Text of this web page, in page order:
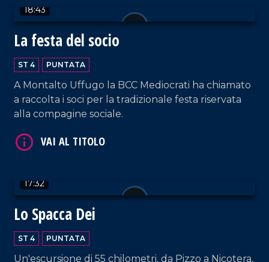
18:43
La festa del socio
ST 4 PUNTATA
A Montalto Uffugo la BCC Mediocrati ha chiamato
a raccolta i soci per la tradizionale festa riservata
alla compagine sociale.
17:32
Lo Spacca Dei
ST 4 PUNTATA
Un'escursione di 55 chilometri, da Pizzo a Nicotera,
VAI AL TITOLO
VAI AL TITOLO